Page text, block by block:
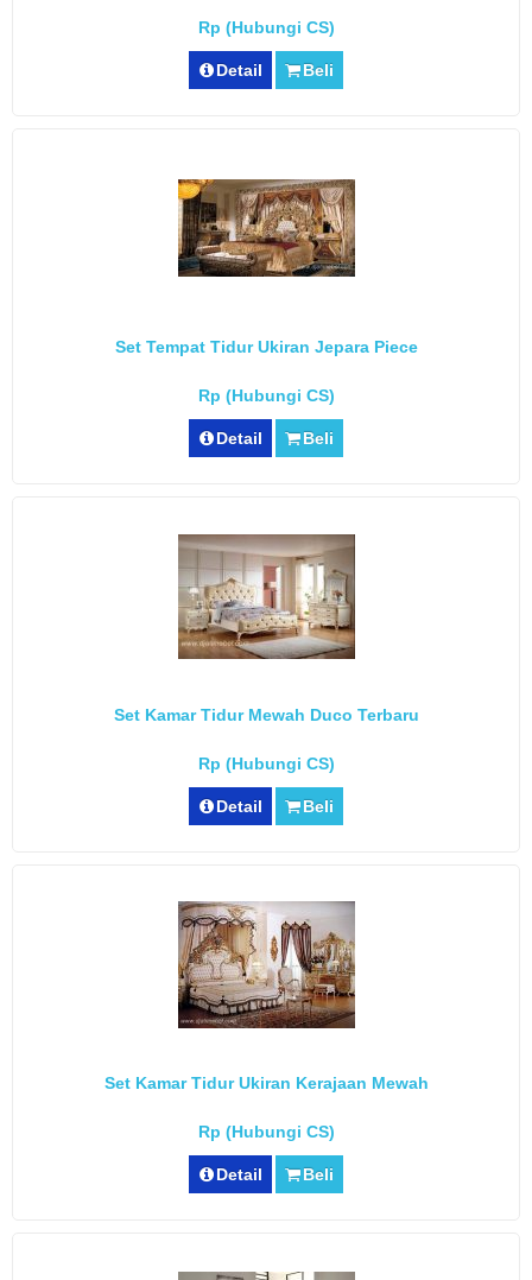
Rp (Hubungi CS)
Detail Beli
Set Tempat Tidur Ukiran Jepara Piece
Rp (Hubungi CS)
Detail Beli
Set Kamar Tidur Mewah Duco Terbaru
Rp (Hubungi CS)
Detail Beli
Set Kamar Tidur Ukiran Kerajaan Mewah
Rp (Hubungi CS)
Detail Beli